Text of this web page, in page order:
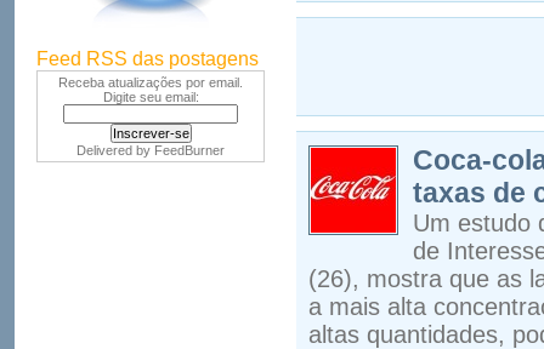
Feed RSS das postagens
Receba atualizações por email.
Digite seu email:
Delivered by FeedBurner
Coca-
taxas de
Um estudo
de
(26), mostra que as
a mais alta
altas quantidades,